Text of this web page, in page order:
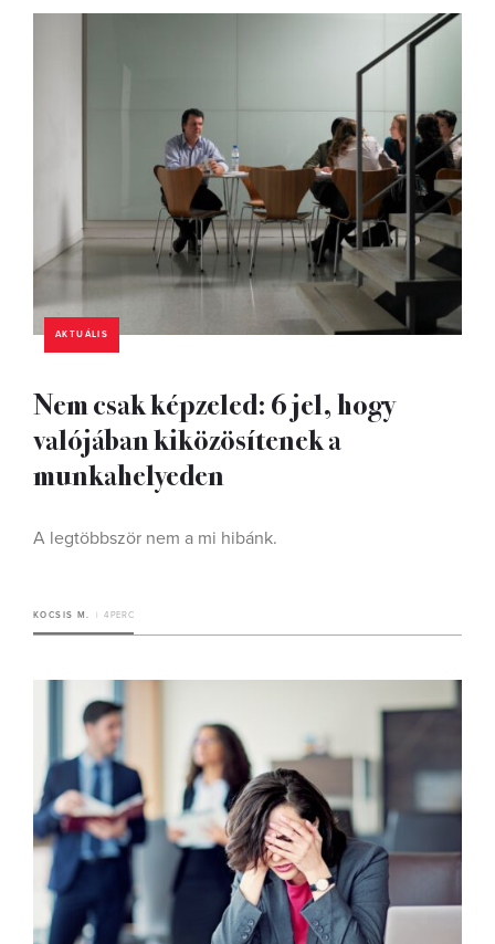
AKTUÁLIS
Nem csak képzeled: 6 jel, hogy
valójában kiközösítenek a
munkahelyeden
A legtöbbször nem a mi hibánk.
KOCSIS M. 4 PERC